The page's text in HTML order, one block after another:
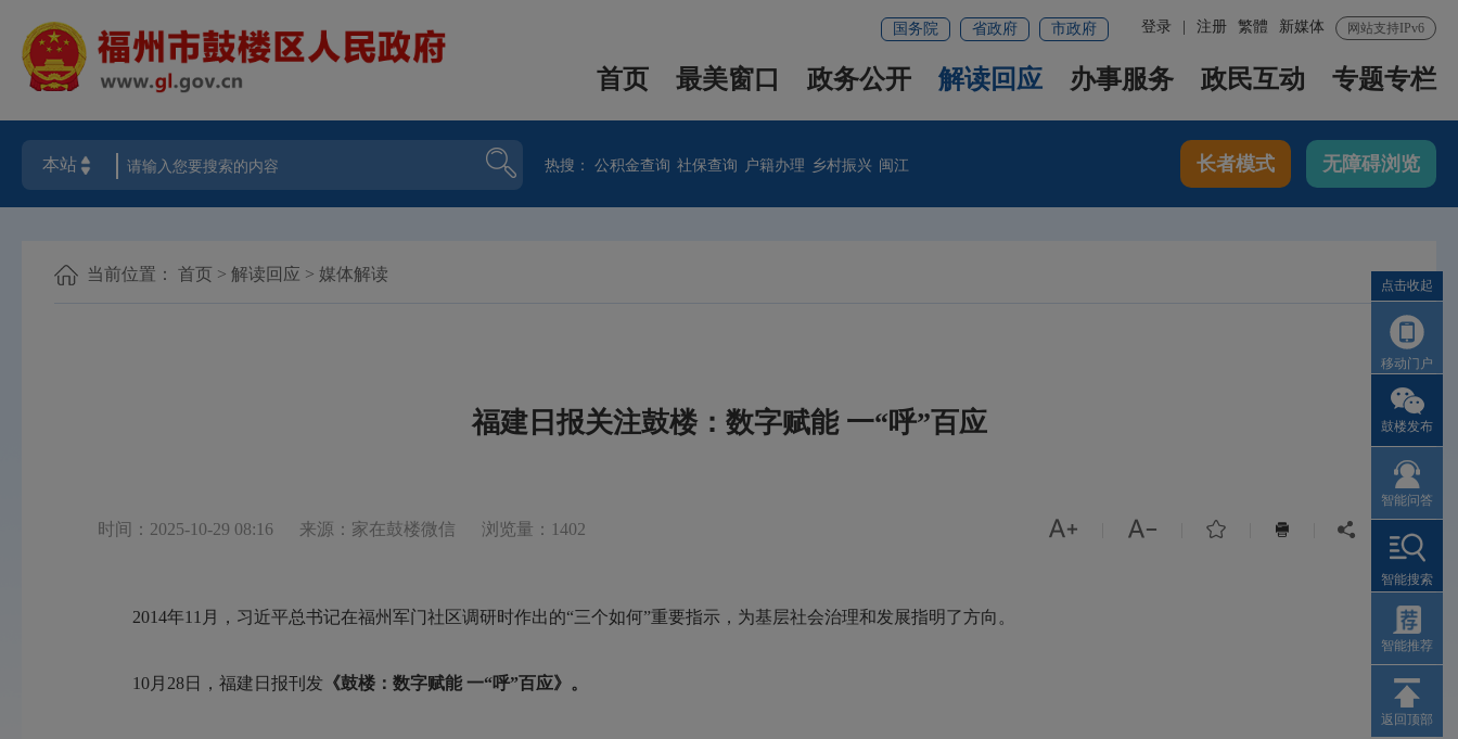
网站支持IPv6
新媒体
繁體
登录 注册
国务院 省政府 市政府
首页 最美窗口 政务公开 解读回应 办事服务 政民互动 专题专栏
热搜：公积金查询 社保查询 户籍办理 乡村振兴 闽江 长者模式 无障碍浏览
当前位置： 首页 > 解读回应 > 媒体解读
福建日报关注鼓楼：数字赋能 一“呼”百应
时间：2025-10-29 08:16 来源：家在鼓楼微信 浏览量：1402     
2014年11月，习近平总书记在福州军门社区调研时作出的“三个如何”重要指示，为基层社会治理和发展指明了方向。
10月28日，福建日报刊发 《鼓楼：数字赋能 一“呼”百应》。
点击收起
移动门户
鼓楼发布
智能问答
智能搜索
智能推荐
返回顶部